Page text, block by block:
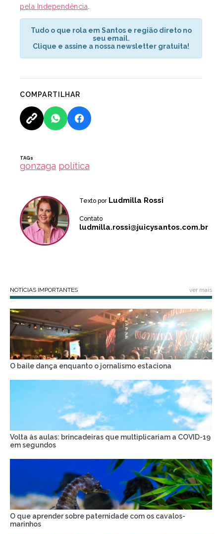
pela Independência
Tudo o que rola em Santos e região direto no
seu email.
Clique e assine a nossa newsletter gratuita!
COMPARTILHAR
TAGs
gonzaga política
Texto por Ludmilla Rossi
Contato
ludmilla.rossi@juicysantos.com.br
NOTÍCIAS IMPORTANTES ver mais
O baile dança enquanto o jornalismo estaciona
Volta às aulas: brincadeiras que multiplicariam a COVID-19
em segundos
O que aprender sobre paternidade com os cavalos-
marinhos